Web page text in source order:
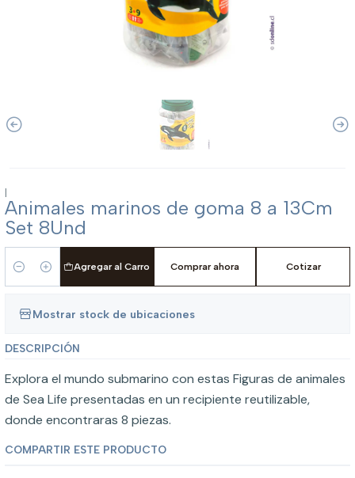
|
Animales marinos de goma 8 a 13Cm
Set 8Und
Cantidad
Agregar al Carro Comprar ahora Cotizar
Mostrar stock de ubicaciones
DESCRIPCIÓN
Explora el mundo submarino con estas Figuras de animales
de Sea Life presentadas en un recipiente reutilizable,
donde encontraras 8 piezas.
COMPARTIR ESTE PRODUCTO